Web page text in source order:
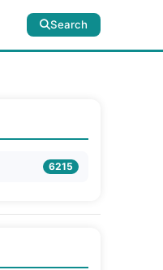
Search
6215